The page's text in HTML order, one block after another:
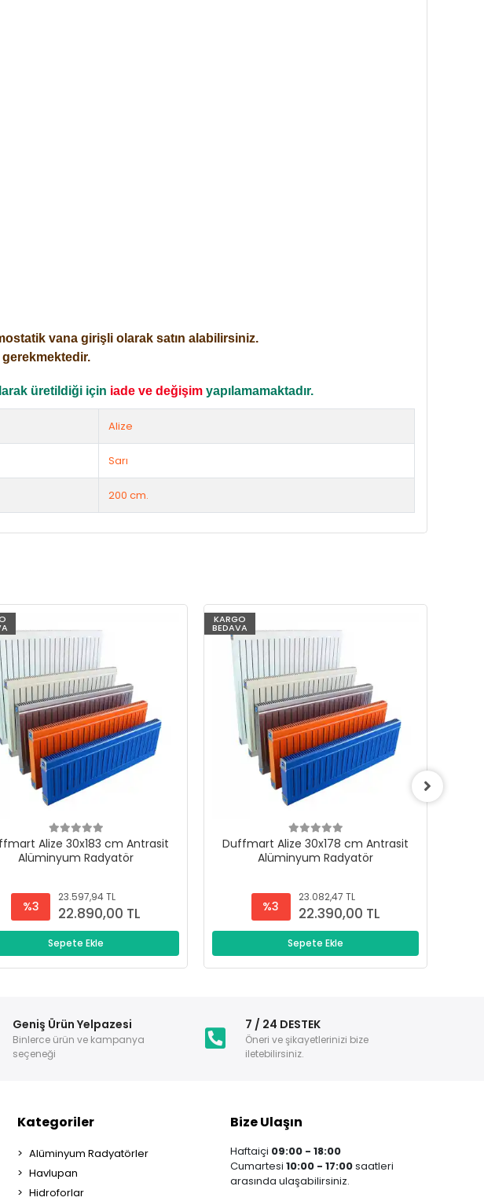
vana girişli olarak satın alabilirsiniz.
gerekmektedir.
üretildiği için iade ve değişim yapılamamaktadır.
Alize
Sarı
200 cm.
Alize 30x183 cm Antrasit
Alüminyum Radyatör
%3
23.597,94 TL
22.890,00 TL
Sepete Ekle
KARGO
BEDAVA
Duffmart Alize 30x178 cm Antrasit
Alüminyum Radyatör
%3
23.082,47 TL
22.390,00 TL
Sepete Ekle
Geniş Ürün Yelpazesi
Binlerce ürün ve kampanya
seçeneği
7 / 24 DESTEK
Öneri ve şikayetlerinizi bize
iletebilirsiniz.
Kategoriler
Alüminyum Radyatörler
Havlupan
Hidroforlar
Bize Ulaşın
Haftaiçi 09:00 - 18:00
Cumartesi 10:00 - 17:00saatleri
arasında ulaşabilirsiniz.